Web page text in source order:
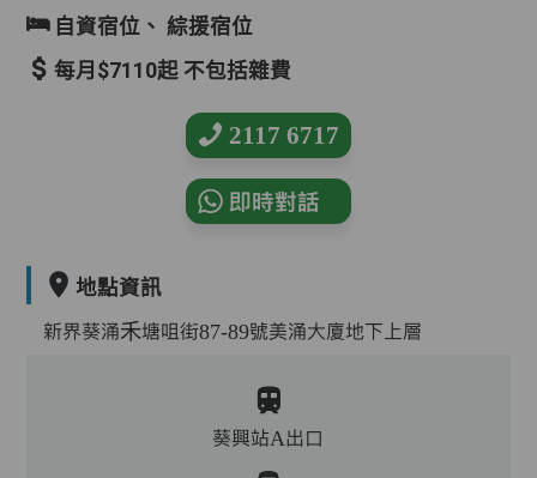
自資宿位、綜援宿位
每月$7110起 不包括雜費
2117 6717
即時對話
地點資訊
新界葵涌禾塘咀街87-89號美涌大廈地下上層
葵興站A出口